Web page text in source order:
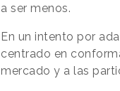
a ser menos.
En un intento por
centrado en
mercado y a las